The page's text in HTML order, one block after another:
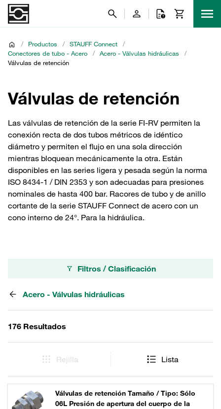
/ Productos / STAUFF Connect
/
Conectores de tubo - Acero
/ Acero - Válvulas hidráulicas
/
Válvulas de retención
Válvulas de retención
Las válvulas de retención de la serie FI-RV permiten la
conexión recta de dos tubos métricos de idéntico
diámetro y permiten el flujo en una sola dirección
mientras bloquean mecánicamente la otra. Están
disponibles en las series ligera y pesada según la norma
ISO 8434-1 / DIN 2353 y son adecuadas para presiones
nominales de hasta 400 bar. Racores de tubo y de anillo
cortante de la serie STAUFF Connect de acero con un
cono interno de 24°. Para la hidráulica.
Filtros / Clasificación
Acero - Válvulas hidráulicas
176 Resultados
Rejilla Lista
Válvulas de retención Tamaño / Tipo: Sólo
06L Presión de apertura del cuerpo de la